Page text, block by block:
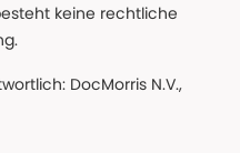
keine rechtliche
DocMorris N.V.,